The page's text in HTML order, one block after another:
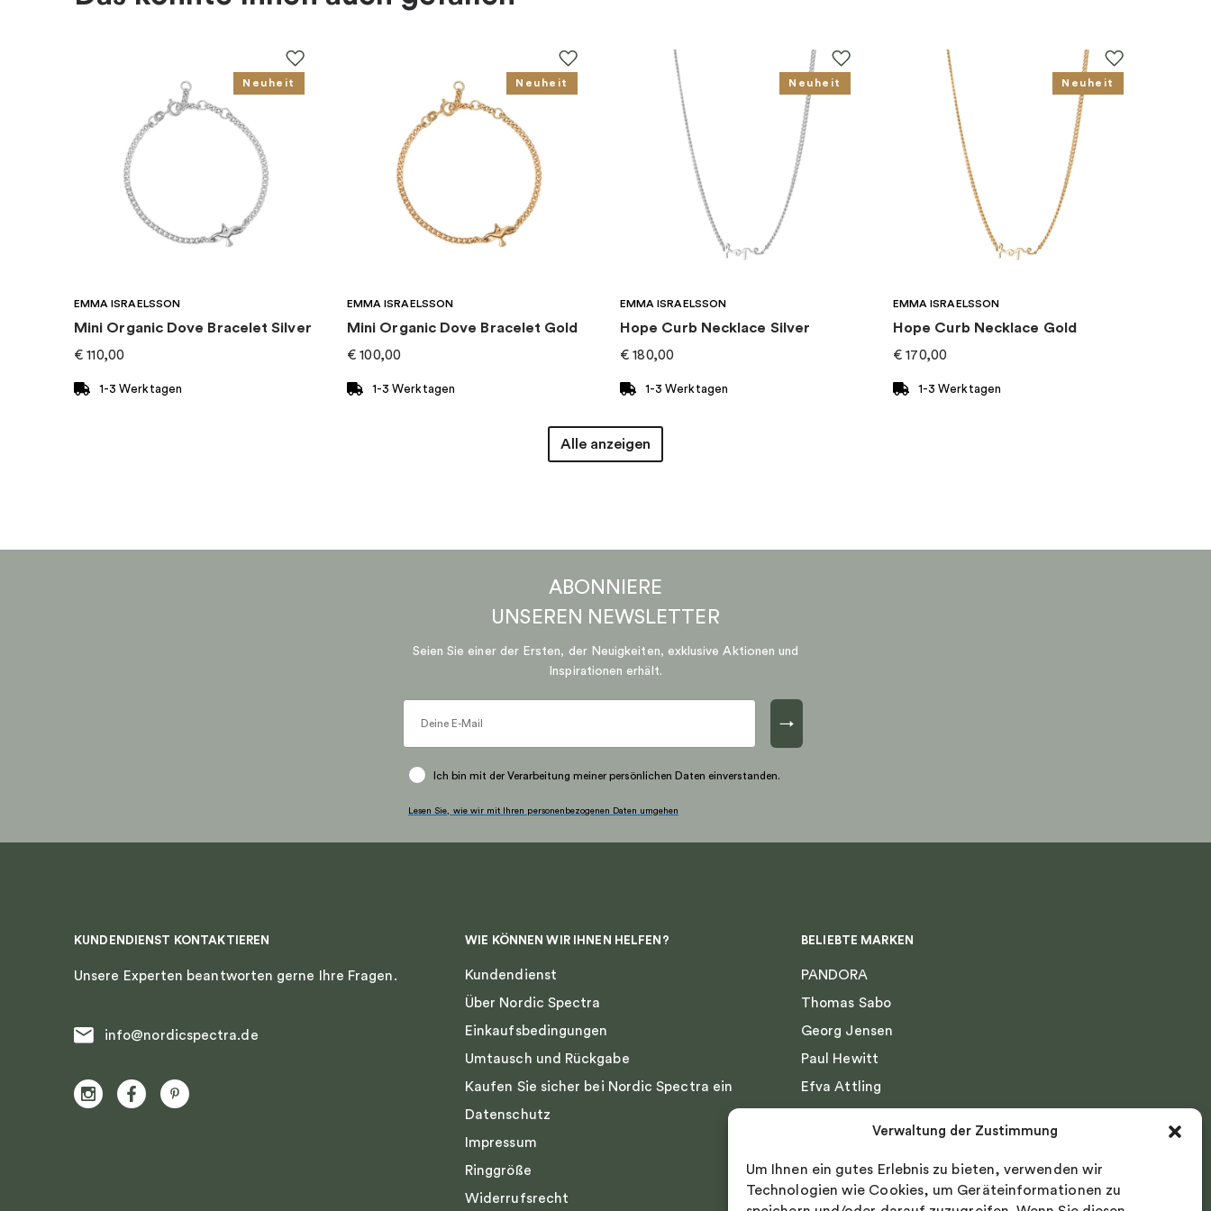
Verwaltung der Zustimmung
Um Ihnen ein gutes Erlebnis zu bieten, verwenden wir
Technologien wie Cookies, um Geräteinformationen zu
Charm Club
: Charms
Marke Thomas Sabo
Neuheit
EMMA ISRAELSSON
Mini Organic Dove Bracelet Silver
€ 110,00
1-3 Werktagen
Neuheit
EMMA ISRAELSSON
Mini Organic Dove Bracelet Gold
€ 100,00
1-3 Werktagen
Neuheit
EMMA ISRAELSSON
Hope Curb Necklace Silver
€ 180,00
1-3 Werktagen
Neuheit
EMMA ISRAELSSON
Hope Curb Necklace Gold
€ 170,00
1-3 Werktagen
Alle anzeigen
ABONNIERE
UNSEREN NEWSLETTER
Seien Sie einer der Ersten, der Neuigkeiten, exklusive Aktionen und
Inspirationen erhält.
→
Ich bin mit der Verarbeitung meiner persönlichen Daten einverstanden.
Lesen Sie, wie wir mit Ihren personenbezogenen Daten umgehen
KUNDENDIENST KONTAKTIEREN
Unsere Experten beantworten gerne Ihre Fragen.
info@nordicspectra.de
WIE KÖNNEN WIR IHNEN HELFEN?
Kundendienst
Über Nordic Spectra
Einkaufsbedingungen
Umtausch und Rückgabe
Kaufen Sie sicher bei Nordic Spectra ein
Datenschutz
Impressum
Ringgröße
Widerrufsrecht
BELIEBTE MARKEN
PANDORA
Thomas Sabo
Georg Jensen
Paul Hewitt
Efva Attling
Nordic Spectra